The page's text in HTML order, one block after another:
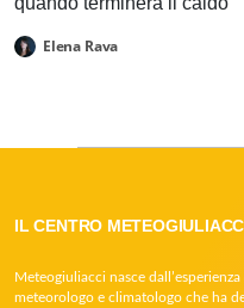
Elena Rava
IL CENTRO
Meteogiuliacci nasce
meteorologo e climatologo che ha